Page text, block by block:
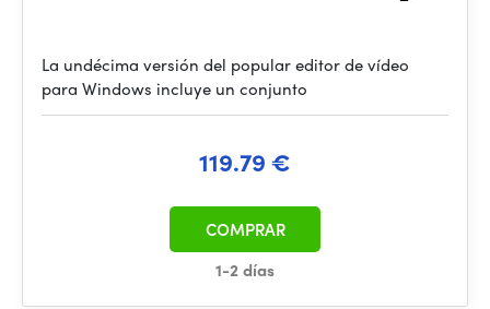
La undécima versión del popular editor de vídeo
para Windows incluye un conjunto
119.79 €
1-2 días
COMPRAR